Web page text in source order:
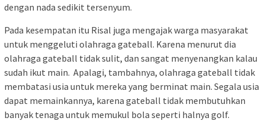
dengan nada sedikit tersenyum.
Pada kesempatan itu Risal juga mengajak warga masyarakat
untuk menggeluti olahraga gateball. Karena menurut dia
olahraga gateball tidak sulit, dan sangat menyenangkan kalau
sudah ikut main. Apalagi, tambahnya, olahraga gateball tidak
membatasi usia untuk mereka yang berminat main. Segala usia
dapat memainkannya, karena gateball tidak membutuhkan
banyak tenaga untuk memukul bola seperti halnya golf.